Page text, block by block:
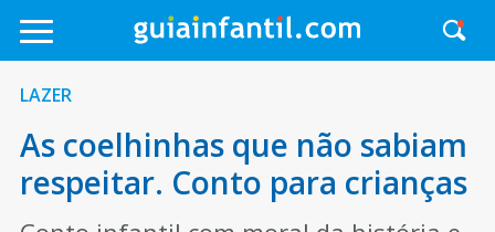
LAZER
As coelhinhas que não sabiam
respeitar. Conto para crianças